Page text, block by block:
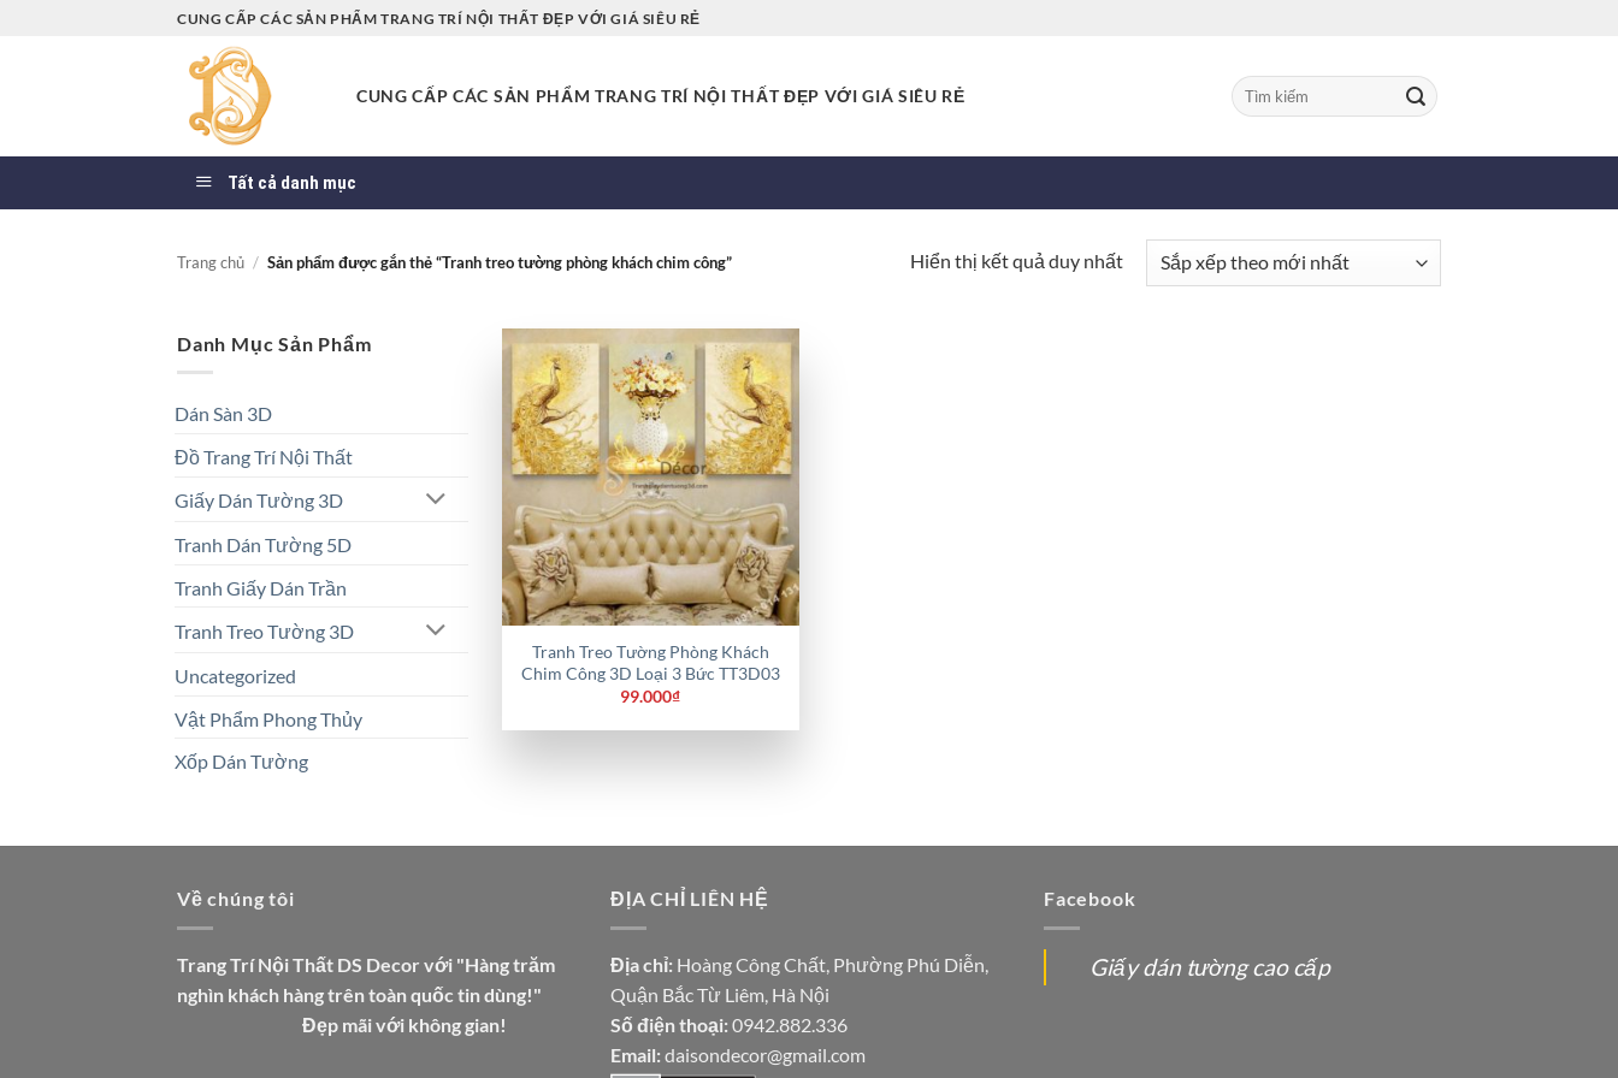
CUNG CẤP CÁC SẢN PHẨM TRANG TRÍ NỘI THẤT ĐẸP VỚI GIÁ SIÊU RẺ
CUNG CẤP CÁC SẢN PHẨM TRANG TRÍ NỘI THẤT ĐẸP VỚI GIÁ SIÊU RẺ
Tìm
kiếm:
Tất cả danh mục
Trang chủ / Sản phẩm được gắn thẻ “Tranh treo tường phòng khách chim công” Hiển thị kết quả duy nhất
Danh Mục Sản Phẩm
Dán Sàn 3D
Đồ Trang Trí Nội Thất
Giấy Dán Tường 3D
Tranh Dán Tường 5D
Tranh Giấy Dán Trần
Tranh Treo Tường 3D
Uncategorized
Vật Phẩm Phong Thủy
Xốp Dán Tường
Tranh Treo Tường Phòng Khách
Chim Công 3D Loại 3 Bức TT3D03
99.000₫
Về chúng tôi
Trang Trí Nội Thất DS Decor với "Hàng trăm
nghìn khách hàng trên toàn quốc tin dùng!"
Đẹp mãi với không gian!
ĐỊA CHỈ LIÊN HỆ
Địa chỉ: Hoàng Công Chất, Phường Phú Diễn,
Quận Bắc Từ Liêm, Hà Nội
Số điện thoại: 0942.882.336
Email: daisondecor@gmail.com
Facebook
Giấy dán tường cao cấp